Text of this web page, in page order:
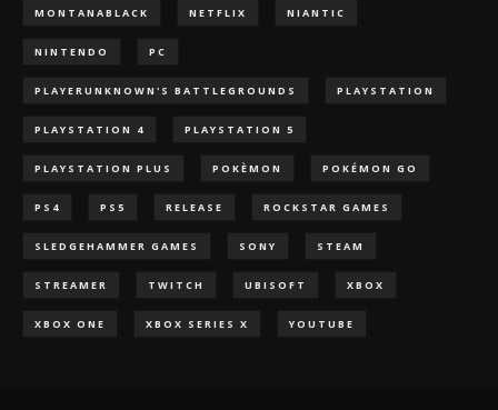
MONTANABLACK NETFLIX NIANTIC
NINTENDO PC
PLAYERUNKNOWN'S BATTLEGROUNDS PLAYSTATION
PLAYSTATION 4 PLAYSTATION 5
PLAYSTATION PLUS POKÈMON POKÉMON GO
PS4 PS5 RELEASE ROCKSTAR GAMES
SLEDGEHAMMER GAMES SONY STEAM
STREAMER TWITCH UBISOFT XBOX
XBOX ONE XBOX SERIES X YOUTUBE